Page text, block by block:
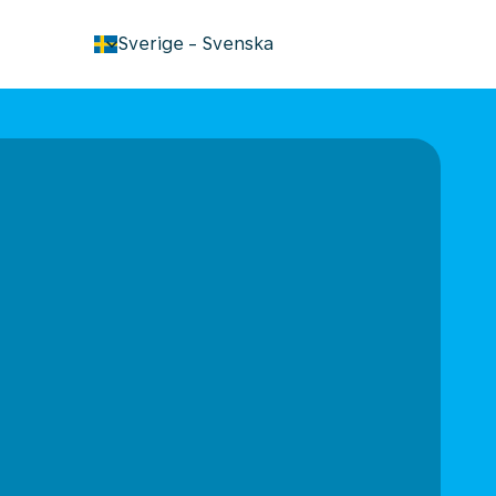
Sverige - Svenska
keyboard_arrow_down